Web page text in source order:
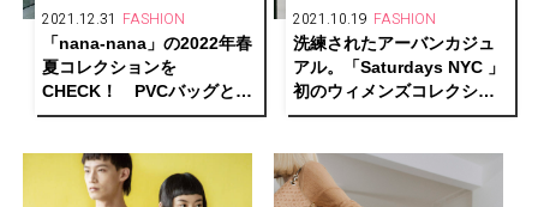
2021.12.31 FASHION
「nana-nana」の2022年春
夏コレクションを
CHECK！ PVCバッグと
HOOPコレクションに新作
2021.10.19 FASHION
洗練されたアーバンカジュ
アル。「Saturdays NYC 」
初のウィメンズコレクショ
ンが誕生！